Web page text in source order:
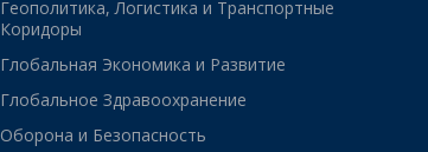
Геополитика, Логистика и Транспортные
Коридоры
Глобальная Экономика и Развитие
Глобальное Здравоохранение
Оборона и Безопасность